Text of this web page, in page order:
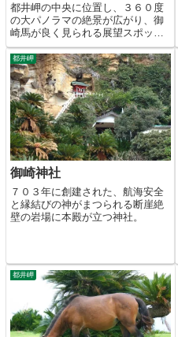
都井岬の中央に位置し、３６０度
の大パノラマの絶景が広がり、御
崎馬が良く見られる展望スポッ
ト。
都井岬
御崎神社
７０３年に創建された、航海安全
と縁結びの神がまつられる断崖絶
壁の岩場に本殿が立つ神社。
都井岬